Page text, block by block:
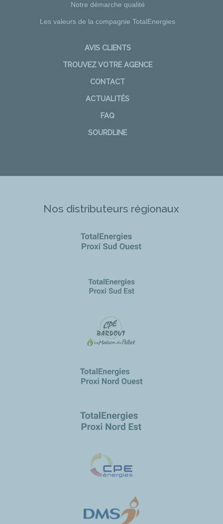
Notre démarche qualité
Les valeurs de la compagnie TotalEnergies
AVIS CLIENTS
TROUVEZ VOTRE AGENCE
CONTACT
ACTUALITÉS
FAQ
SOURDLINE
Nos distributeurs régionaux